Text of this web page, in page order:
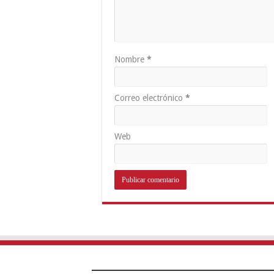
Nombre *
Correo electrónico *
Web